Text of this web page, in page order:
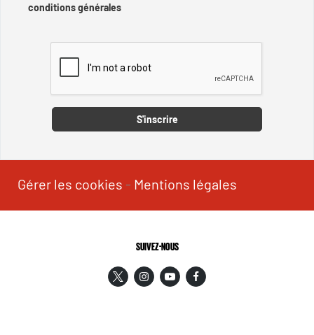
conditions générales
S'inscrire
Gérer les cookies - Mentions légales
SUIVEZ-NOUS